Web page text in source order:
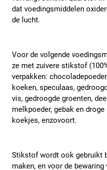
dat voedingsmiddelen
de lucht.
Voor de volgende
ze met zuivere stikstof
verpakken:
koeken, speculaas,
vis, gedroogde groenten,
melkpoeder, gebak en
koekjes, enzovoort.
Stikstof wordt ook gebruikt
maken, en voor de bewaring